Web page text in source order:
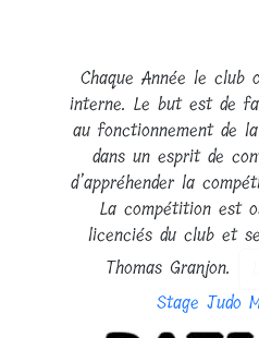
Chaque Année le club
interne. Le but est de
au fonctionnement de
dans un esprit de
d’appréhender la
La compétition est
licenciés du club et
Thomas Granjon.
Stage Judo